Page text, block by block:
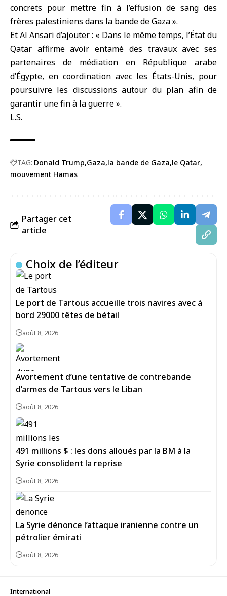
concrets pour mettre fin à l’effusion de sang des
frères palestiniens dans la bande de Gaza ».
Et Al Ansari d’ajouter : « Dans le même temps, l’État du
Qatar affirme avoir entamé des travaux avec ses
partenaires de médiation en République arabe
d’Égypte, en coordination avec les États-Unis, pour
poursuivre les discussions autour du plan afin de
garantir une fin à la guerre ».
L.S.
TAG: Donald Trump Gaza la bande de Gaza le Qatar
mouvement Hamas
Partager cet
article
Choix de l’éditeur
Le port de Tartous accueille trois navires avec à
bord 29000 têtes de bétail
août 8, 2026
Avortement d’une tentative de contrebande
d’armes de Tartous vers le Liban
août 8, 2026
491 millions $ : les dons alloués par la BM à la
Syrie consolident la reprise
août 8, 2026
La Syrie dénonce l’attaque iranienne contre un
pétrolier émirati
août 8, 2026
International